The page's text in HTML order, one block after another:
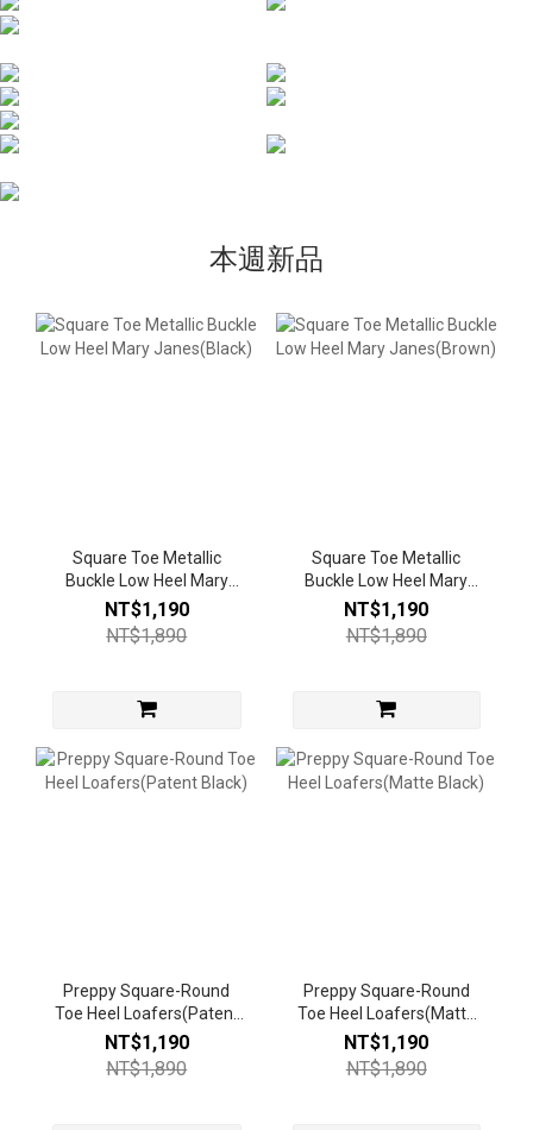
本週新品
Square Toe Metallic
Buckle Low Heel Mary
Janes(Black)
NT$1,190
NT$1,890
Square Toe Metallic
Buckle Low Heel Mary
Janes(Brown)
NT$1,190
NT$1,890
Preppy Square-Round
Toe Heel Loafers(Patent
Black)
NT$1,190
NT$1,890
Preppy Square-Round
Toe Heel Loafers(Matte
Black)
NT$1,190
NT$1,890